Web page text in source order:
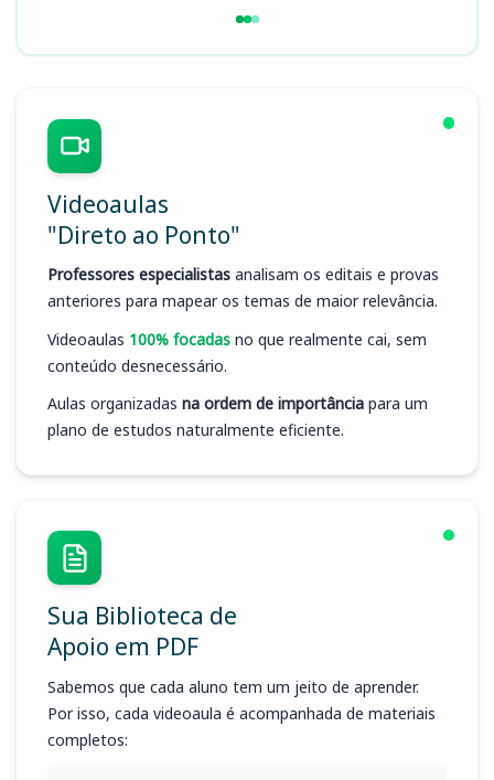
Videoaulas
"Direto ao Ponto"
Professores especialistas analisam os editais e provas
anteriores para mapear os temas de maior relevância.
Videoaulas 100% focadas no que realmente cai, sem
conteúdo desnecessário.
Aulas organizadas na ordem de importância para um
plano de estudos naturalmente eficiente.
Sua Biblioteca de
Apoio em PDF
Sabemos que cada aluno tem um jeito de aprender.
Por isso, cada videoaula é acompanhada de materiais
completos: